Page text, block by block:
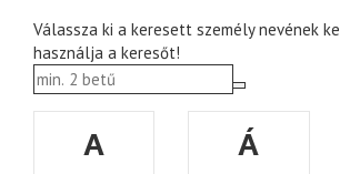
Válassza ki a keresett személy nevének
használja a keresőt!
A Á